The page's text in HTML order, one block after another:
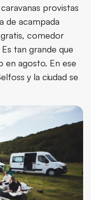
provistas
de acampada
comedor
tan grande que
en agosto. En ese
y la ciudad se